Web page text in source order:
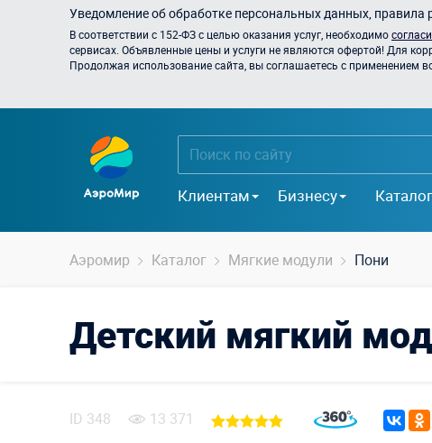
Уведомление об обработке персональных данных, правила
В соответствии с 152-ФЗ с целью оказания услуг, необходимо
сервисах. Объявленные цены и услуги не являются офертой! Для
Продолжая использование сайта, вы соглашаетесь с применением
Клиентам Бизнесу Каталог
Аэромир Каталог Мягкие модули Пони
Детский мягкий
ID 348 13 371